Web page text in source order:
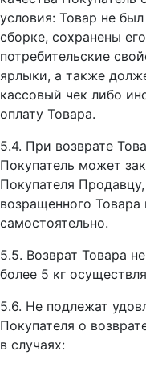
условия: Товар не
сборке, сохранены
потребительские
ярлыки, а также
кассовый чек либо
оплату Товара.
5.4. При возврате
Покупатель может
Покупателя
возращенного Товара
самостоятельно.
5.5. Возврат Товара
более 5 кг
5.6. Не подлежат
Покупателя о
в случаях: